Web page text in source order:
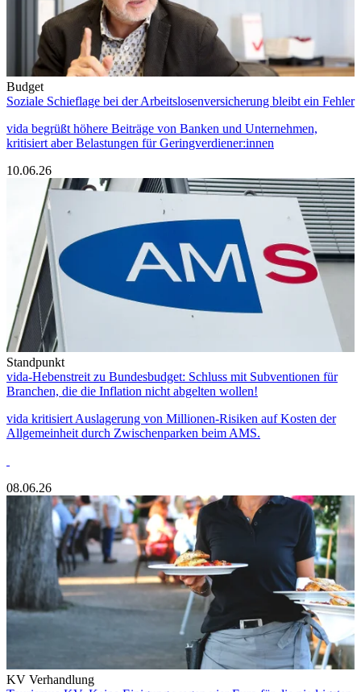
Budget
Soziale Schieflage bei der Arbeitslosenversicherung bleibt ein Fehler
vida begrüßt höhere Beiträge von Banken und Unternehmen,
kritisiert aber Belastungen für Geringverdiener:innen
10.06.26
Standpunkt
vida-Hebenstreit zu Bundesbudget: Schluss mit Subventionen für
Branchen, die die Inflation nicht abgelten wollen!
vida kritisiert Auslagerung von Millionen-Risiken auf Kosten der
Allgemeinheit durch Zwischenparken beim AMS.
08.06.26
KV Verhandlung